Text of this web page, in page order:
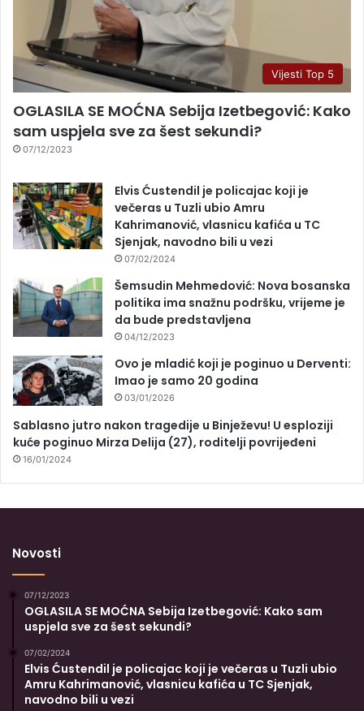
Vijesti Top 5
OGLASILA SE MOĆNA Sebija Izetbegović: Kako
sam uspjela sve za šest sekundi?
07/12/2023
Elvis Ćustendil je policajac koji je
večeras u Tuzli ubio Amru
Kahrimanović, vlasnicu kafića u TC
Sjenjak, navodno bili u vezi
07/02/2024
Šemsudin Mehmedović: Nova bosanska
politika ima snažnu podršku, vrijeme je
da bude predstavljena
04/12/2023
Ovo je mladić koji je poginuo u Derventi:
Imao je samo 20 godina
03/01/2026
Sablasno jutro nakon tragedije u Binježevu! U esploziji
kuće poginuo Mirza Delija (27), roditelji povrijeđeni
16/01/2024
Novosti
07/12/2023
OGLASILA SE MOĆNA Sebija Izetbegović: Kako sam
uspjela sve za šest sekundi?
07/02/2024
Elvis Ćustendil je policajac koji je večeras u Tuzli ubio
Amru Kahrimanović, vlasnicu kafića u TC Sjenjak,
navodno bili u vezi